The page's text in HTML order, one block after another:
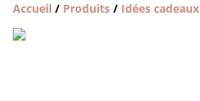
Accueil / Produits / Idées cadeaux